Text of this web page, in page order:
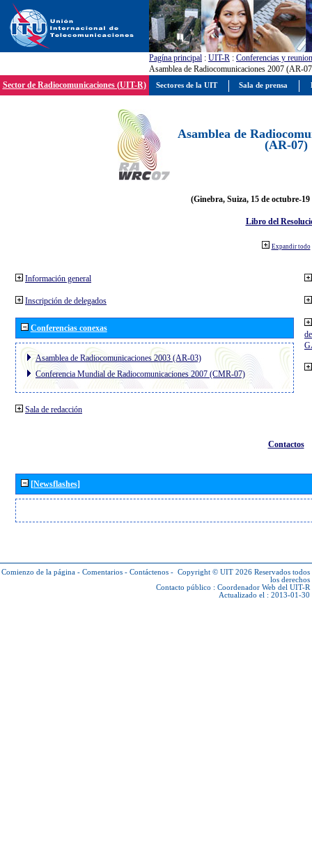
Pagína principal : UIT-R : Conferencias y
Asamblea de Radiocomunicaciones 2007 (AR-
Sector de Radiocomunicaciones (UIT-R)
Asamblea de
(AR-07)
(Ginebra, Suiza, 15 de octubre-19
Libro del
Expandir todo
Información general
Inscripción de delegados
Conferencias conexas
Asamblea de Radiocomunicaciones 2003 (AR-03)
Conferencia Mundial de Radiocomunicaciones 2007 (CMR-07)
Sala de redacción
Contactos
[Newsflashes]
Comienzo de la página - Comentarios - Contáctenos - Copyright © UIT 2026 Reservados todos
los derechos
Contacto público : Coordenador Web del UIT-R
Actualizado el : 2013-01-30
Sectores de la UIT Sala de prensa